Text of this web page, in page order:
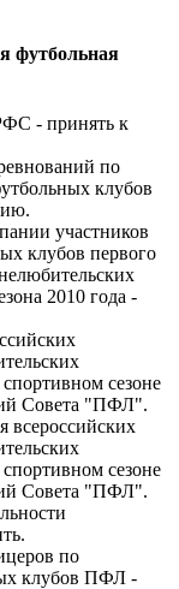
футбольная
- принять к
по
клубов
участников
клубов первого
2010 года -
сезоне
Совета "ПФЛ".
всероссийских
сезоне
Совета "ПФЛ".
по
клубов ПФЛ -